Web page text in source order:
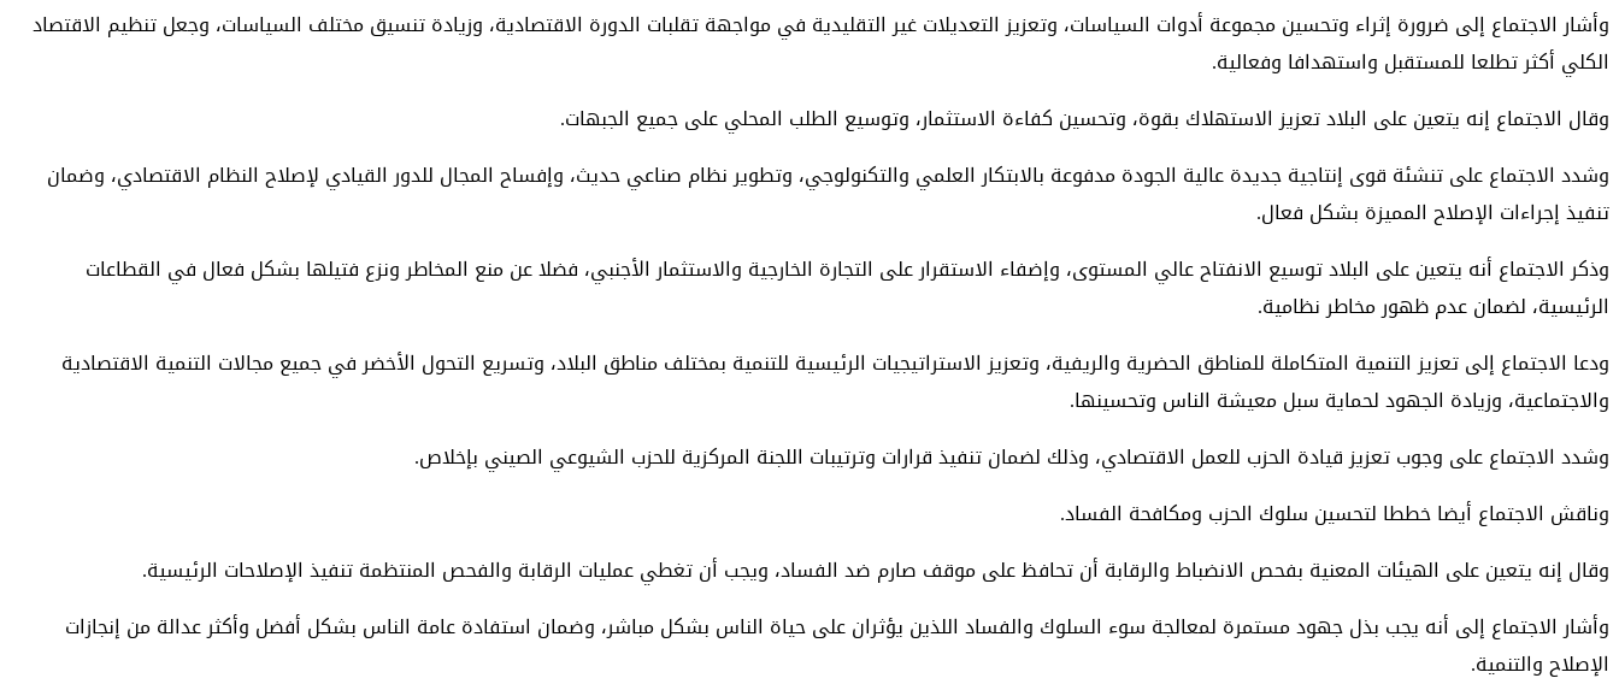
وأشار الاجتماع إلى ضرورة إثراء وتحسين مجموعة أدوات السياسات، وتعزيز التعديلات غير التقليدية في مواجهة تقلبات الدورة الاقتصادية، وزيادة تنسيق مختلف السياسات، وجعل تنظيم الاقتصاد
الكلي أكثر تطلعا للمستقبل واستهدافا وفعالية.
وقال الاجتماع إنه يتعين على البلاد تعزيز الاستهلاك بقوة، وتحسين كفاءة الاستثمار، وتوسيع الطلب المحلي على جميع الجبهات.
وشدد الاجتماع على تنشئة قوى إنتاجية جديدة عالية الجودة مدفوعة بالابتكار العلمي والتكنولوجي، وتطوير نظام صناعي حديث، وإفساح المجال للدور القيادي لإصلاح النظام الاقتصادي، وضمان
تنفيذ إجراءات الإصلاح المميزة بشكل فعال.
وذكر الاجتماع أنه يتعين على البلاد توسيع الانفتاح عالي المستوى، وإضفاء الاستقرار على التجارة الخارجية والاستثمار الأجنبي، فضلا عن منع المخاطر ونزع فتيلها بشكل فعال في القطاعات
الرئيسية، لضمان عدم ظهور مخاطر نظامية.
ودعا الاجتماع إلى تعزيز التنمية المتكاملة للمناطق الحضرية والريفية، وتعزيز الاستراتيجيات الرئيسية للتنمية بمختلف مناطق البلاد، وتسريع التحول الأخضر في جميع مجالات التنمية الاقتصادية
والاجتماعية، وزيادة الجهود لحماية سبل معيشة الناس وتحسينها.
وشدد الاجتماع على وجوب تعزيز قيادة الحزب للعمل الاقتصادي، وذلك لضمان تنفيذ قرارات وترتيبات اللجنة المركزية للحزب الشيوعي الصيني بإخلاص.
وناقش الاجتماع أيضا خططا لتحسين سلوك الحزب ومكافحة الفساد.
وقال إنه يتعين على الهيئات المعنية بفحص الانضباط والرقابة أن تحافظ على موقف صارم ضد الفساد، ويجب أن تغطي عمليات الرقابة والفحص المنتظمة تنفيذ الإصلاحات الرئيسية.
وأشار الاجتماع إلى أنه يجب بذل جهود مستمرة لمعالجة سوء السلوك والفساد اللذين يؤثران على حياة الناس بشكل مباشر، وضمان استفادة عامة الناس بشكل أفضل وأكثر عدالة من إنجازات
الإصلاح والتنمية.